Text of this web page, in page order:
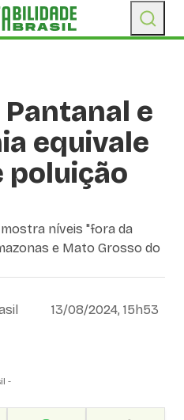
e
equivale
poluição
níveis "fora da
e Mato Grosso do
13/08/2024, 15h53
-